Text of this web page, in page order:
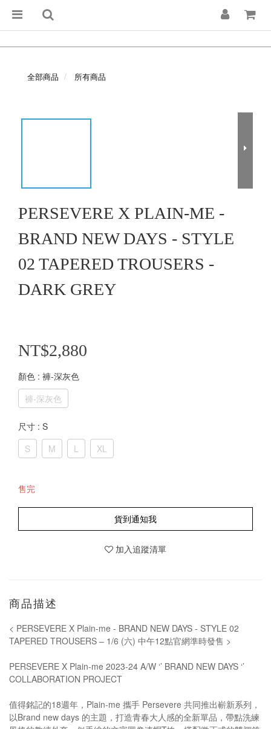
全部商品 所有商品
PERSEVERE X PLAIN-ME -
BRAND NEW DAYS - STYLE
02 TAPERED TROUSERS -
DARK GREY
NT$2,880
顏色 : 褲-深灰色
褲-深灰色
尺寸 : S
S
M L XL
售完
貨到通知我
加入追蹤清單
商品描述
< PERSEVERE X Plain-me - BRAND NEW DAYS - STYLE 02
TAPERED TROUSERS – 1/6 (六) 中午12點官網準時發售 >
PERSEVERE X Plain-me 2023-24 A/W ‘’ BRAND NEW DAYS ‘’
COLLABORATION PROJECT
值得銘記的18週年，Plain-me 攜手 Persevere 共同推出嶄新系列，
以Brand new days 的主題，打造青春大人感的全新單品，帶點洗練